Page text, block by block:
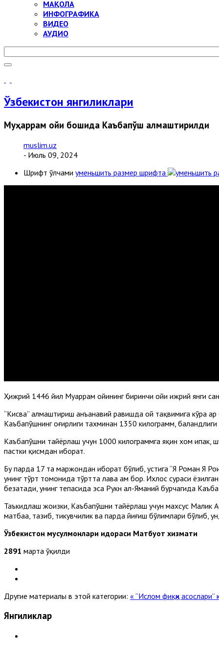
МАҚОЛА
ИНФОГРАФИКА
ВИДЕО
АУДИО
Ўзбекистон янгиликлари
Муҳаррам ойи бошида Каъбапўш алмаштирилди
muslim.uz
- Июль 09, 2024
Шрифт ўлчами уменьшить размер шрифта
Ҳижрий 1446 йил Муҳаррам ойининг биринчи ойи ҳижрий янги
“Кисва” алмаштириш анъанавий равишда ой тақвимига кўра
Каъбапўшнинг оғирлиги тахминан 1350 килограмм,
Каъбапўшни тайёрлаш учун 1000 килограммга яқин хом ипак,
пастки қисмдан иборат.
Бу парда 17 та маржондан иборат бўлиб, устига “Я Роҳман Я
унинг тўрт томонида тўртта лавҳа ҳам бор. Ихлос сураси
безатади, унинг тепасида эса Рукн ал-Яманий бурчагида
Таъкидлаш жоизки, Каъбапўшни тайёрлаш учун махсус Малик
матбаа, тазҳиб, тикувчилик ва парда йиғиш бўлимлари бўлиб,
Ўзбекистон мусулмонлари идораси Матбуот хизмати
2891 марта ўқилди
Другие материалы в этой категории: « “Ислом фиқҳи
Янгиликлар